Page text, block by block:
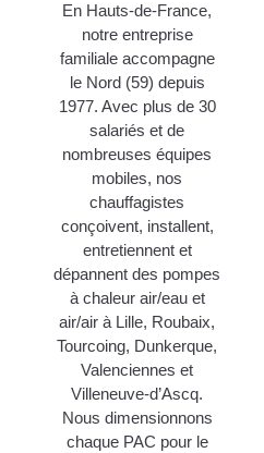
En Hauts-de-France,
notre entreprise
familiale accompagne
le Nord (59) depuis
1977. Avec plus de 30
salariés et de
nombreuses équipes
mobiles, nos
chauffagistes
conçoivent, installent,
entretiennent et
dépannent des pompes
à chaleur air/eau et
air/air à Lille, Roubaix,
Tourcoing, Dunkerque,
Valenciennes et
Villeneuve-d’Ascq.
Nous dimensionnons
chaque PAC pour le